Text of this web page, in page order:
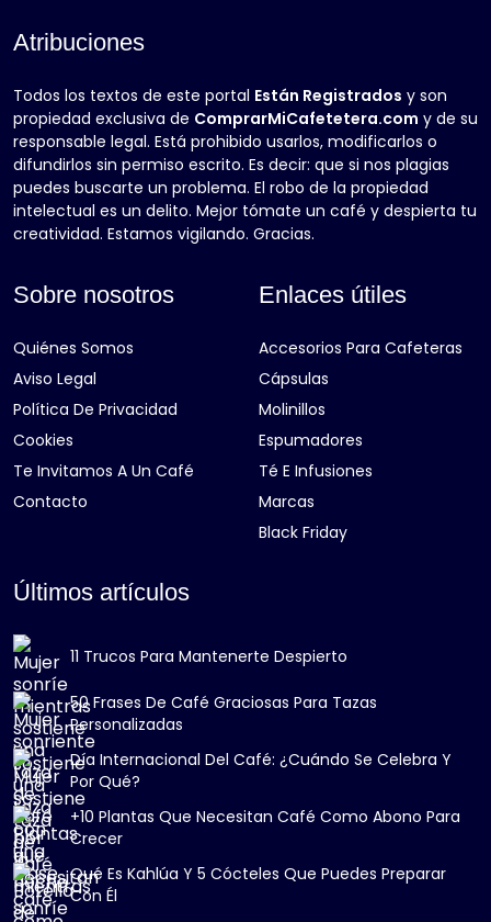
Atribuciones
Todos los textos de este portal Están Registrados y son
propiedad exclusiva de ComprarMiCafetetera.com y de su
responsable legal. Está prohibido usarlos, modificarlos o
difundirlos sin permiso escrito. Es decir: que si nos plagias
puedes buscarte un problema. El robo de la propiedad
intelectual es un delito. Mejor tómate un café y despierta tu
creatividad. Estamos vigilando. Gracias.
Sobre nosotros
Quiénes Somos
Aviso Legal
Política De Privacidad
Cookies
Te Invitamos A Un Café
Contacto
Enlaces útiles
Accesorios Para Cafeteras
Cápsulas
Molinillos
Espumadores
Té E Infusiones
Marcas
Black Friday
Últimos artículos
11 Trucos Para Mantenerte Despierto
50 Frases De Café Graciosas Para Tazas
Personalizadas
Día Internacional Del Café: ¿Cuándo Se Celebra Y
Por Qué?
+10 Plantas Que Necesitan Café Como Abono Para
Crecer
Qué Es Kahlúa Y 5 Cócteles Que Puedes Preparar
Con Él